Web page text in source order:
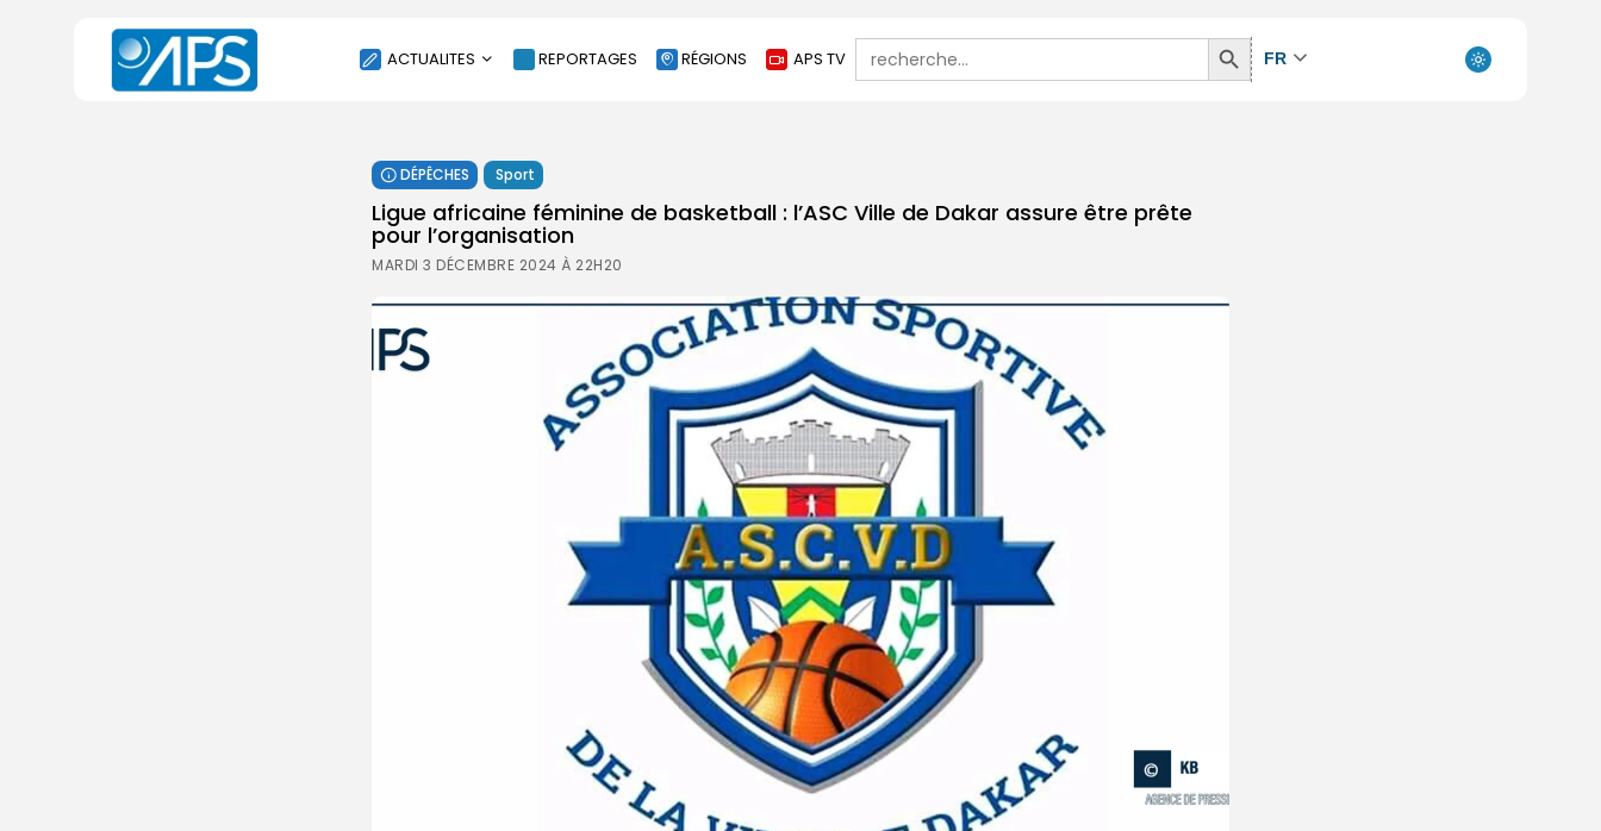
ACTUALITES
SOCIÉTÉ
ÉCONOMIE
CULTURE
ENVIRONNEMENT
INTERNATIONAL
REPORTAGES RÉGIONS APS TV
Search
for:
Search
Button
FR
DÉPÊCHES Sport
Ligue africaine féminine de basketball : l’ASC Ville de Dakar assure être prête
pour l’organisation
MARDI 3 DÉCEMBRE 2024 À 22H20